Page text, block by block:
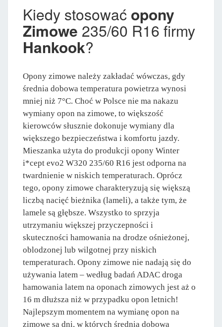
Kiedy stosować opony
Zimowe 235/60 R16 firmy
Hankook?
Opony zimowe należy zakładać wówczas, gdy
średnia dobowa temperatura powietrza wynosi
mniej niż 7°C. Choć w Polsce nie ma nakazu
wymiany opon na zimowe, to większość
kierowców słusznie dokonuje wymiany dla
większego bezpieczeństwa i komfortu jazdy.
Mieszanka użyta do produkcji opony Winter
i*cept evo2 W320 235/60 R16 jest odporna na
twardnienie w niskich temperaturach. Oprócz
tego, opony zimowe charakteryzują się większą
liczbą nacięć bieżnika (lameli), a także tym, że
lamele są głębsze. Wszystko to sprzyja
utrzymaniu większej przyczepności i
skuteczności hamowania na drodze ośnieżonej,
oblodzonej lub wilgotnej przy niskich
temperaturach. Opony zimowe nie nadają się do
używania latem – według badań ADAC droga
hamowania latem na oponach zimowych jest aż o
16 m dłuższa niż w przypadku opon letnich!
Najlepszym momentem na wymianę opon na
zimowe są dni, w których średnia dobowa